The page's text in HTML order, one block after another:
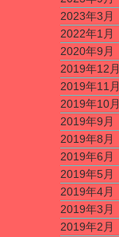
2023年3月
2022年1月
2020年9月
2019年12月
2019年11月
2019年10月
2019年9月
2019年8月
2019年6月
2019年5月
2019年4月
2019年3月
2019年2月